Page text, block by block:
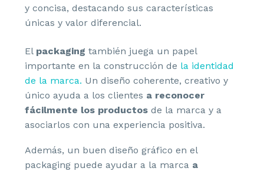
y concisa, destacando sus características
únicas y valor diferencial.
El packaging también juega un papel
importante en la construcción de la identidad
de la marca. Un diseño coherente, creativo y
único ayuda a los clientes a reconocer
fácilmente los productos de la marca y a
asociarlos con una experiencia positiva.
Además, un buen diseño gráfico en el
packaging puede ayudar a la marca a